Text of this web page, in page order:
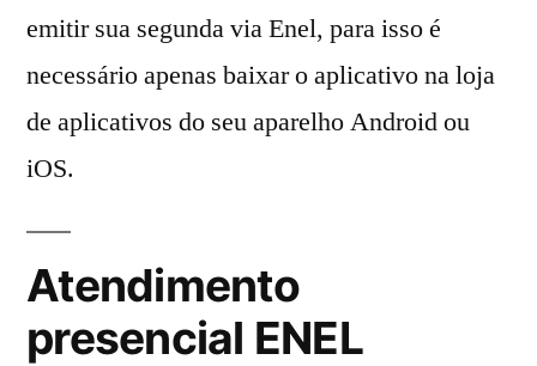
emitir sua segunda via Enel, para isso é
necessário apenas baixar o aplicativo na loja
de aplicativos do seu aparelho Android ou
iOS.
Atendimento
presencial ENEL